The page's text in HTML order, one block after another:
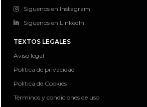
Siguenos en Instagram
Siguenos en LinkedIn
TEXTOS LEGALES
Aviso legal
Política de privacidad
Política de Cookies
Términos y condiciones de uso